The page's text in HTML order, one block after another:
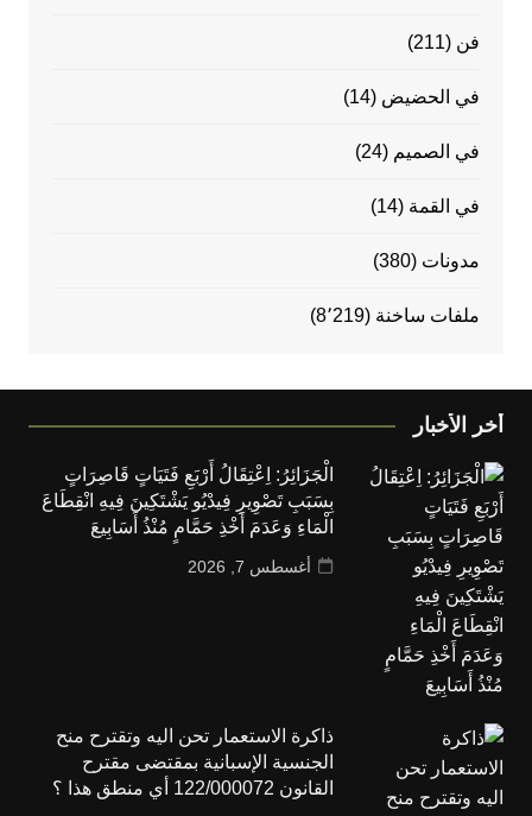
فن (211)
في الحضيض (14)
في الصميم (24)
في القمة (14)
مدونات (380)
ملفات ساخنة (8٬219)
أخر الأخبار
الْجَزَائِرُ: اِعْتِقَالُ أَرْبَعِ فَتَيَاتٍ قَاصِرَاتٍ
بِسَبَبِ تَصْوِيرِ فِيدْيُو يَشْتَكِينَ فِيهِ انْقِطَاعَ
الْمَاءِ وَعَدَمَ أَخْذِ حَمَّامٍ مُنْذُ أَسَابِيعَ
أغسطس 7, 2026
ذاكرة الاستعمار تحن اليه وتقترح منح
الجنسية الإسبانية بمقتضى مقترح
القانون 122/000072 أي منطق هذا ؟